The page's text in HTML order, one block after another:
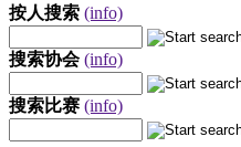
按人搜索 (info)
搜索协会 (info)
搜索比赛 (info)